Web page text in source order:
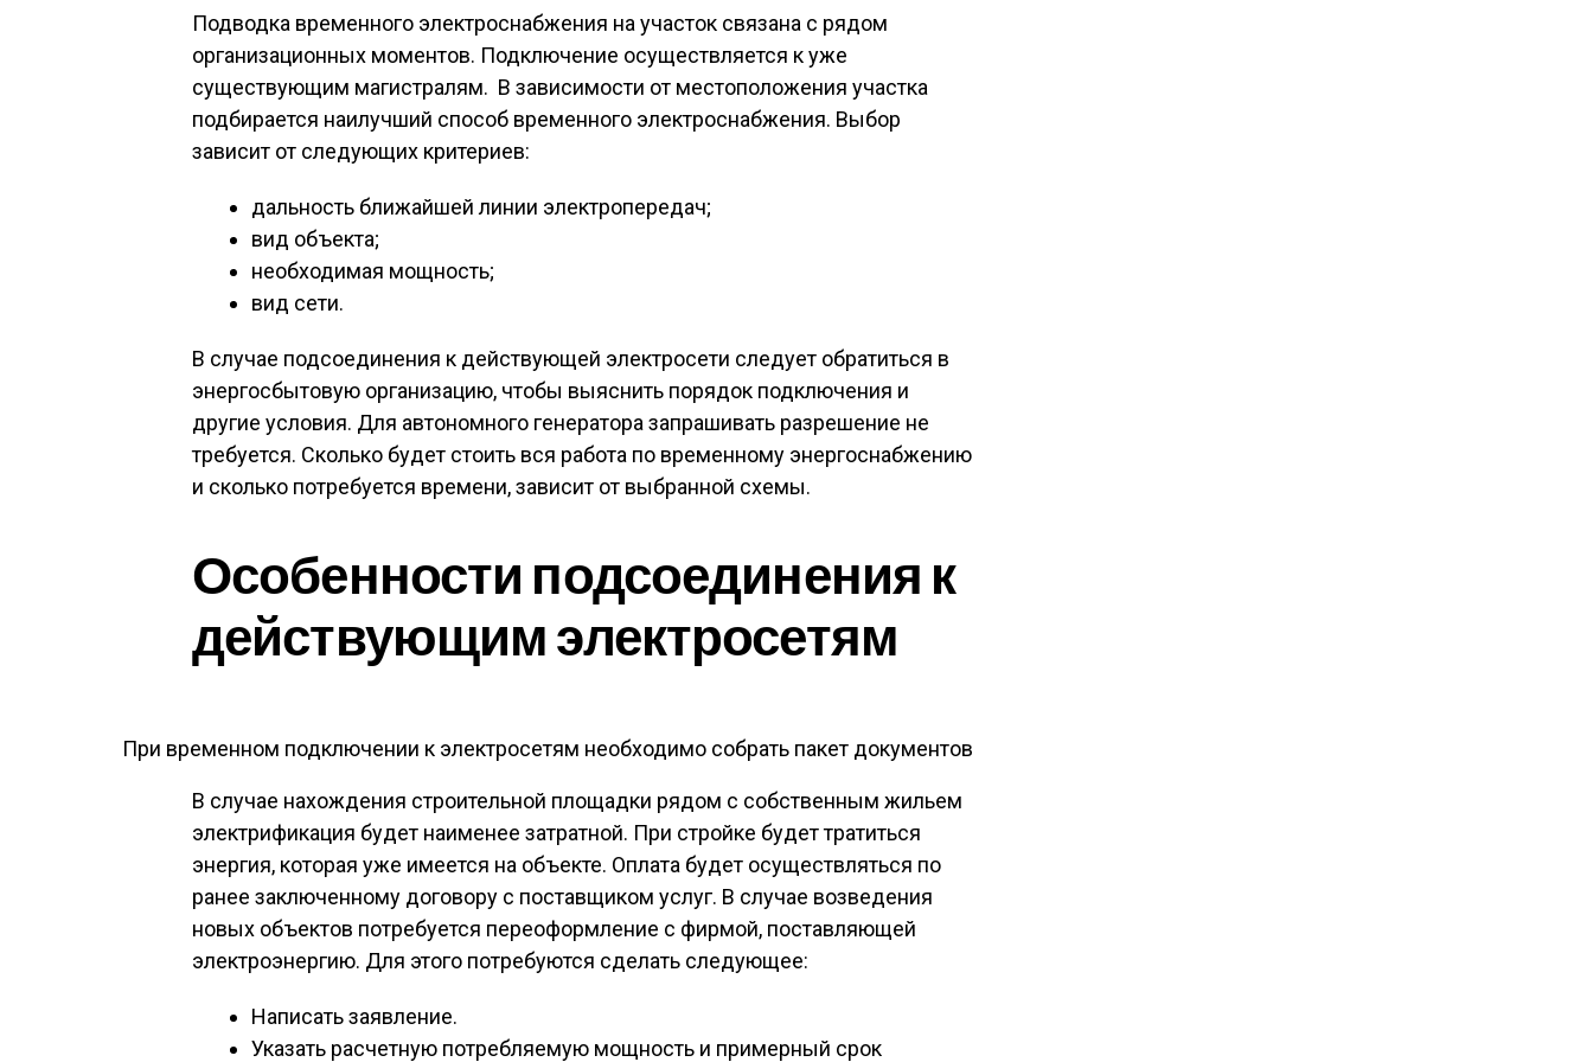
Подводка временного электроснабжения на участок связана с рядом
организационных моментов. Подключение осуществляется к уже
существующим магистралям. В зависимости от местоположения участка
подбирается наилучший способ временного электроснабжения. Выбор
зависит от следующих критериев:
дальность ближайшей линии электропередач;
вид объекта;
необходимая мощность;
вид сети.
В случае подсоединения к действующей электросети следует обратиться в
энергосбытовую организацию, чтобы выяснить порядок подключения и
другие условия. Для автономного генератора запрашивать разрешение не
требуется. Сколько будет стоить вся работа по временному энергоснабжению
и сколько потребуется времени, зависит от выбранной схемы.
Особенности подсоединения к
действующим электросетям
При временном подключении к электросетям необходимо собрать пакет документов
В случае нахождения строительной площадки рядом с собственным жильем
электрификация будет наименее затратной. При стройке будет тратиться
энергия, которая уже имеется на объекте. Оплата будет осуществляться по
ранее заключенному договору с поставщиком услуг. В случае возведения
новых объектов потребуется переоформление с фирмой, поставляющей
электроэнергию. Для этого потребуются сделать следующее:
Написать заявление.
Указать расчетную потребляемую мощность и примерный срок